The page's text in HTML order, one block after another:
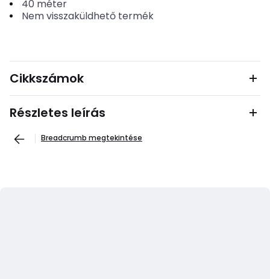
40 méter
Nem visszaküldhető termék
Cikkszámok
Részletes leírás
Breadcrumb megtekintése